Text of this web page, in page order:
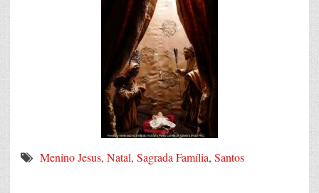
Menino Jesus, Natal, Sagrada Família, Santos